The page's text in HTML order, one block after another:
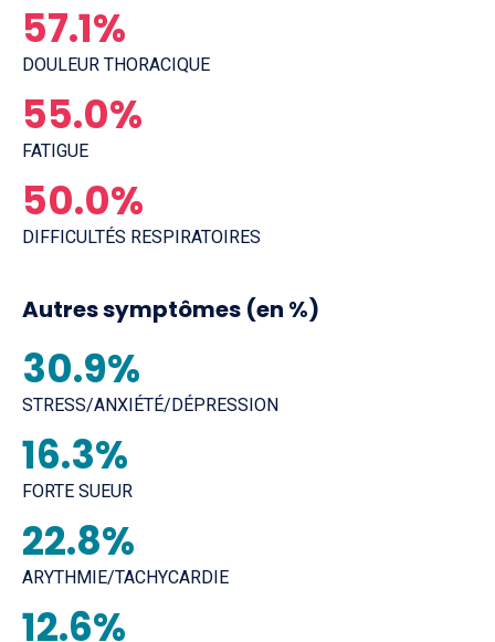
57.1%
DOULEUR THORACIQUE
55.0%
FATIGUE
50.0%
DIFFICULTÉS RESPIRATOIRES
Autres symptômes (en %)
30.9%
STRESS/ANXIÉTÉ/DÉPRESSION
16.3%
FORTE SUEUR
22.8%
ARYTHMIE/TACHYCARDIE
12.6%